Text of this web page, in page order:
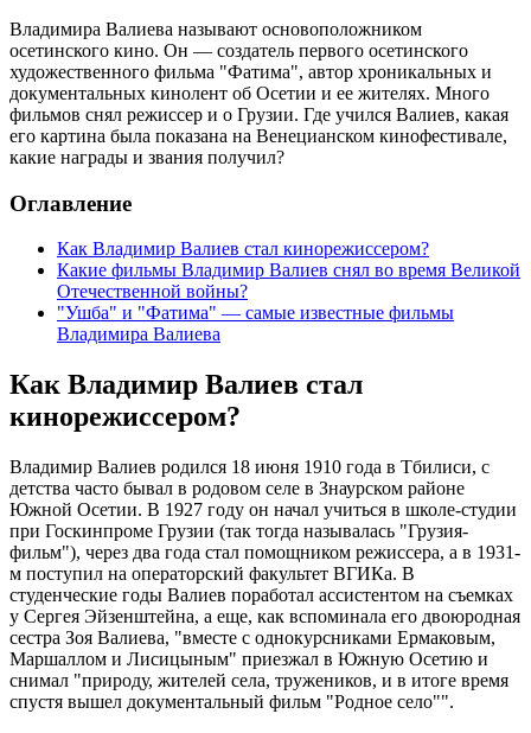
Владимира Валиева называют основоположником
осетинского кино. Он — создатель первого осетинского
художественного фильма "Фатима", автор хроникальных и
документальных кинолент об Осетии и ее жителях. Много
фильмов снял режиссер и о Грузии. Где учился Валиев, какая
его картина была показана на Венецианском кинофестивале,
какие награды и звания получил?
Оглавление
Как Владимир Валиев стал кинорежиссером?
Какие фильмы Владимир Валиев снял во время Великой
Отечественной войны?
"Ушба" и "Фатима" — самые известные фильмы
Владимира Валиева
Как Владимир Валиев стал
кинорежиссером?
Владимир Валиев родился 18 июня 1910 года в Тбилиси, с
детства часто бывал в родовом селе в Знаурском районе
Южной Осетии. В 1927 году он начал учиться в школе-студии
при Госкинпроме Грузии (так тогда называлась "Грузия-
фильм"), через два года стал помощником режиссера, а в 1931-
м поступил на операторский факультет ВГИКа. В
студенческие годы Валиев поработал ассистентом на съемках
у Сергея Эйзенштейна, а еще, как вспоминала его двоюродная
сестра Зоя Валиева, "вместе с однокурсниками Ермаковым,
Маршаллом и Лисицыным" приезжал в Южную Осетию и
снимал "природу, жителей села, тружеников, и в итоге время
спустя вышел документальный фильм "Родное село"".